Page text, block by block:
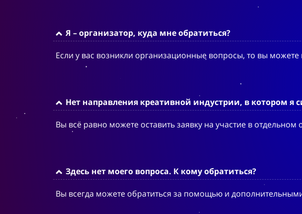
Я – организатор, куда мне обратиться?
Если у вас возникли организационные вопросы, то вы
Нет направления креативной индустрии, в котором я
Вы всё равно можете оставить заявку на участие в
Здесь нет моего вопроса. К кому обратиться?
Вы всегда можете обратиться за помощью и